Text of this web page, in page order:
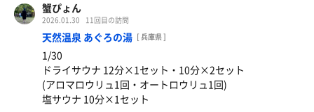
インスタで見たステッカーほしかったですが、
今は売ってないそうでちょっぴり残念でした。
また販売したら今度は買いに行きます！
蟹ぴょん
2026.01.30 11回目の訪問
天然温泉 あぐろの湯 [ 兵庫県 ]
1/30
ドライサウナ 12分×1セット・10分×2セット
(アロマロウリュ1回・オートロウリュ1回)
塩サウナ 10分×1セット